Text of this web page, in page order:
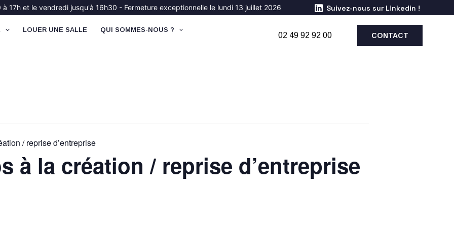
17h et le vendredi jusqu'à 16h30 - Fermeture exceptionnelle le lundi 13 juillet 2026 Suivez-nous sur Linkedin !
LOUER UNE SALLE QUI SOMMES-NOUS ?
02 49 92 92 00 CONTACT
/ reprise d’entreprise
à la création / reprise d’entreprise